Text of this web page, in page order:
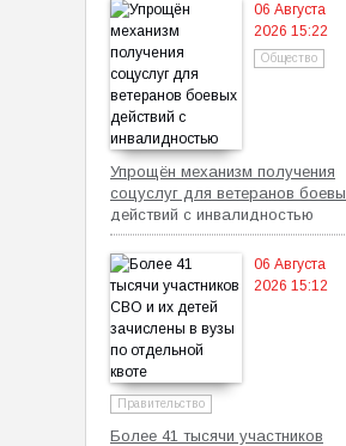
06 Августа
2026 15:22
Общество
Упрощён механизм получения
соцуслуг для ветеранов
действий с инвалидностью
06 Августа
2026 15:12
Правительство
Более 41 тысячи участников